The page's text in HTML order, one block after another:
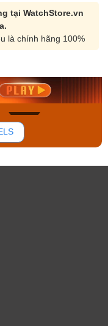
tại WatchStore.vn
là chính hãng 100%
Casio Nam MTS-
Mua ngay